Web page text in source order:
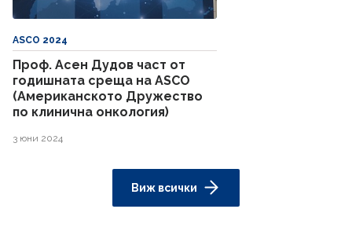
ASCO 2024
Проф. Асен Дудов част от
годишната среща на ASCO
(Американското Дружество
по клинична онкология)
3 юни 2024
Виж всички